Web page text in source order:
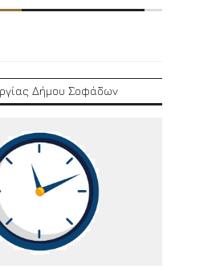
Δήμου Σοφάδων